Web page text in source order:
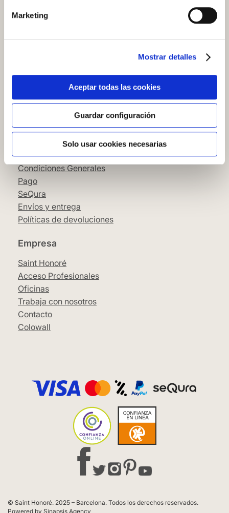
Marketing
Mostrar detalles
Aceptar todas las cookies
Guardar configuración
Solo usar cookies necesarias
© Saint Honoré. 2025 – Barcelona. Todos los derechos reservados.
Powered by Sinapsis Agency
Atención al cliente
Cómo colocar papel pintado
Simbología del papel pintado
Cookies
Política de privacidad
Guía de compra
Aviso Legal
Condiciones Generales
Pago
SeQura
Envíos y entrega
Políticas de devoluciones
Empresa
Saint Honoré
Acceso Profesionales
Oficinas
Trabaja con nosotros
Contacto
Colowall